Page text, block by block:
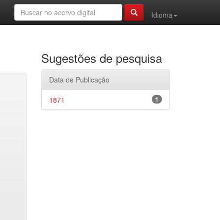
Idioma
Sugestões de pesquisa
Data de Publicação
1
1871